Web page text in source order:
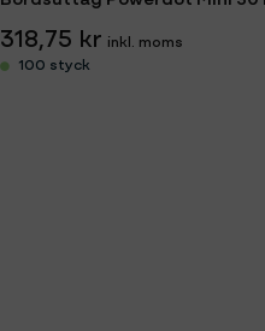
318,75 kr
100 styck